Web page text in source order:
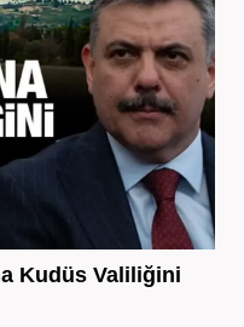
Kudüs Valiliğini